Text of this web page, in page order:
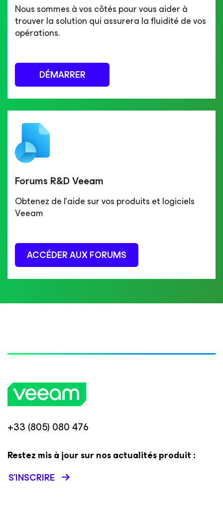
Nous sommes à vos côtés pour vous aider à
trouver la solution qui assurera la fluidité de vos
opérations.
DÉMARRER
Forums R&D Veeam
Obtenez de l’aide sur vos produits et logiciels
Veeam
ACCÉDER AUX FORUMS
+33 (805) 080 476
Restez mis à jour sur nos actualités produit :
S’INSCRIRE